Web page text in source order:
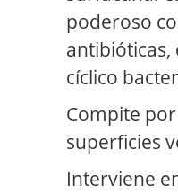
poderoso
cíclico
Compite
superficies
Interviene